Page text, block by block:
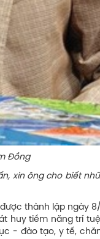
xin ông cho biết
thành lập ngày
huy tiềm năng trí
- đào tạo, y tế,